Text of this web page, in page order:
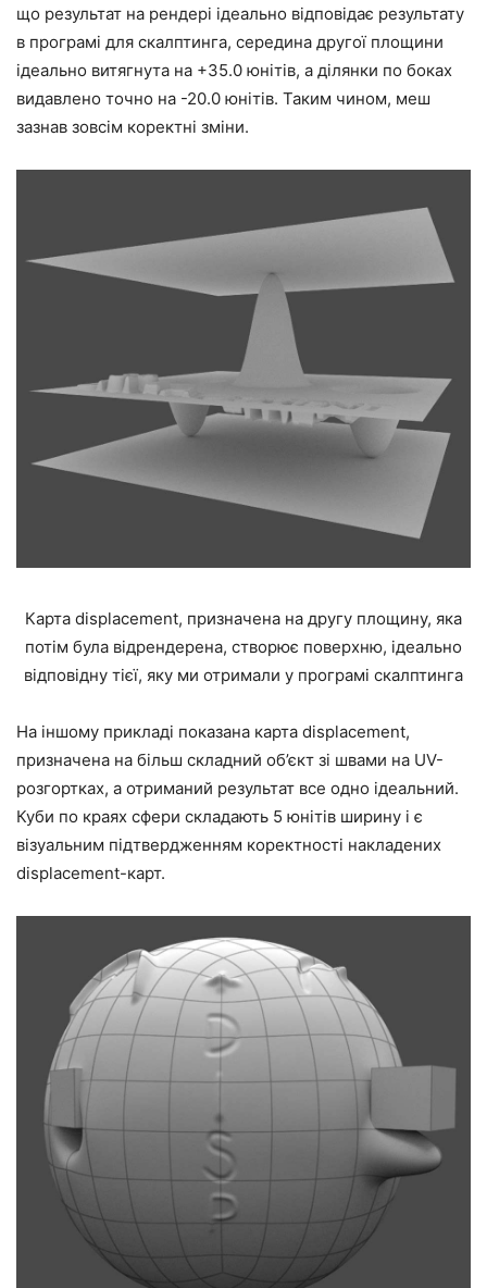
що результат на рендері ідеально відповідає результату
в програмі для скалптинга, середина другої площини
ідеально витягнута на +35.0 юнітів, а ділянки по боках
видавлено точно на -20.0 юнітів. Таким чином, меш
зазнав зовсім коректні зміни.
Карта displacement, призначена на другу площину, яка
потім була відрендерена, створює поверхню, ідеально
відповідну тієї, яку ми отримали у програмі скалптинга
На іншому прикладі показана карта displacement,
призначена на більш складний об’єкт зі швами на UV-
розгортках, а отриманий результат все одно ідеальний.
Куби по краях сфери складають 5 юнітів ширину і є
візуальним підтвердженням коректності накладених
displacement-карт.